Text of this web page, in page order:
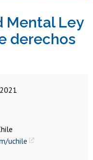
osMental Ley
derechos
uchile